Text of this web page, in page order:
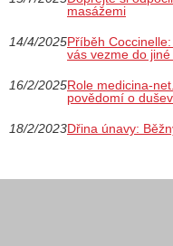
masážemi
14/4/2025Příběh
vás vezme do
16/2/2025Role medicina-
povědomí o
18/2/2023Dřina únavy: